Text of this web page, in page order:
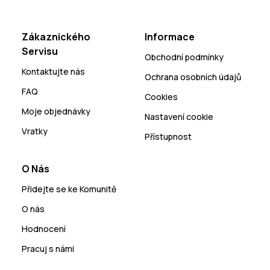
Zákaznického
Servisu
Kontaktujte nás
FAQ
Moje objednávky
Vratky
Informace
Obchodní podmínky
Ochrana osobních údajů
Cookies
Nastavení cookie
Přístupnost
O Nás
Přidejte se ke Komunitě
O nás
Hodnocení
Pracuj s námi